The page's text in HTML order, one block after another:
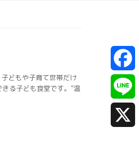
どもや子育て世帯だけ
る子ども食堂です。”温
F
a L